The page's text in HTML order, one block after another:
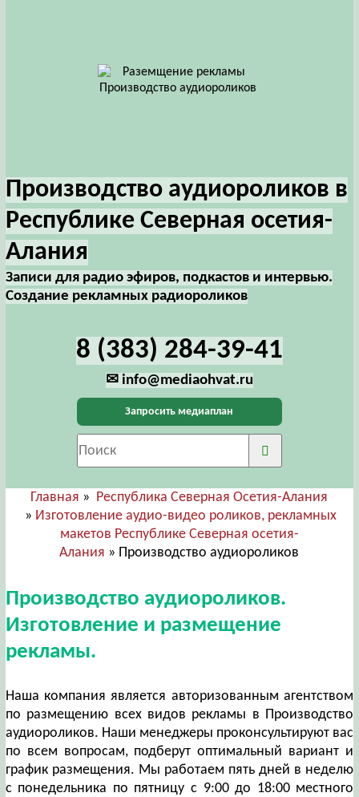
Производство аудиороликов в
Республике Северная осетия-
Алания
Записи для радио эфиров, подкастов и интервью.
Создание рекламных радиороликов
8 (383) 284-39-41
✉ info@mediaohvat.ru
Запросить медиаплан
Главная » Республика Северная Осетия-Алания
» Изготовление аудио-видео роликов, рекламных
макетов Республике Северная осетия-
Алания » Производство аудиороликов
Производство аудиороликов.
Изготовление и размещение
рекламы.
Наша компания является авторизованным агентством
по размещению всех видов рекламы в Производство
аудиороликов. Наши менеджеры проконсультируют вас
по всем вопросам, подберут оптимальный вариант и
график размещения. Мы работаем пять дней в неделю
с понедельника по пятницу с 9:00 до 18:00 местного